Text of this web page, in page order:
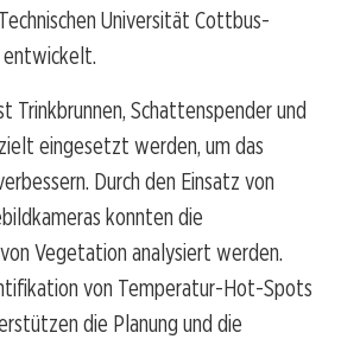
Universität Cottbus-
Trinkbrunnen, Schattenspender und
eingesetzt werden, um das
Durch den Einsatz von
konnten die
Vegetation analysiert werden.
von Temperatur-Hot-Spots
die Planung und die